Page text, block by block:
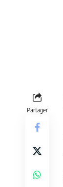
Partager